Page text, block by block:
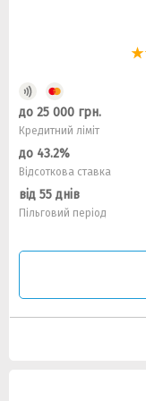
до 25 000 грн.
Кредитний ліміт
до 43.2%
Відсоткова ставка
від 55 днів
Пільговий період